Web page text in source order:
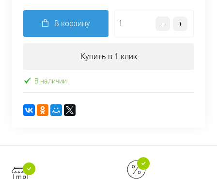
В корзину
Купить в 1 клик
В наличии